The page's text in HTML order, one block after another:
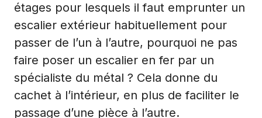
étages pour lesquels il faut emprunter un
escalier extérieur habituellement pour
passer de l’un à l’autre, pourquoi ne pas
faire poser un escalier en fer par un
spécialiste du métal ? Cela donne du
cachet à l’intérieur, en plus de faciliter le
passage d’une pièce à l’autre.